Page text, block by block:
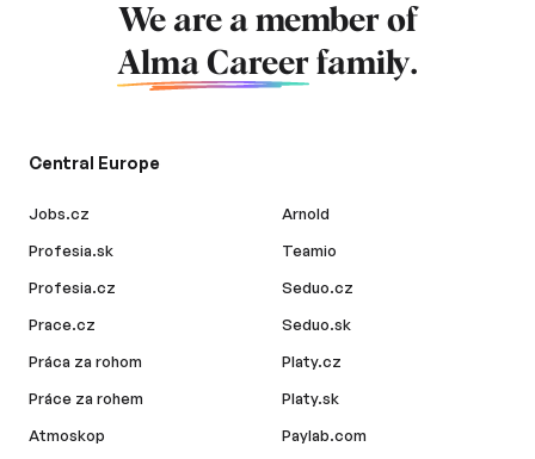
We are a member of
Alma Career family.
Central Europe
Jobs.cz
Profesia.sk
Profesia.cz
Prace.cz
Práca za rohom
Práce za rohem
Atmoskop
Arnold
Teamio
Seduo.cz
Seduo.sk
Platy.cz
Platy.sk
Paylab.com